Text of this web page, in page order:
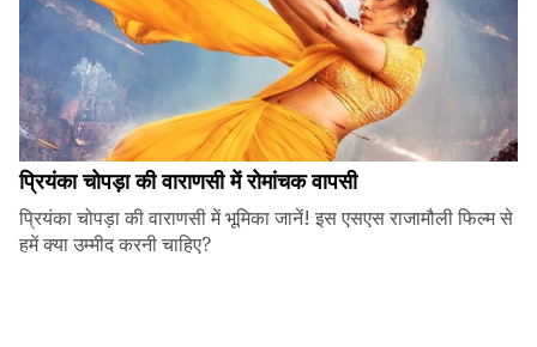
प्रियंका चोपड़ा की वाराणसी में रोमांचक वापसी
प्रियंका चोपड़ा की वाराणसी में भूमिका जानें! इस एसएस राजामौली फिल्म से
हमें क्या उम्मीद करनी चाहिए?